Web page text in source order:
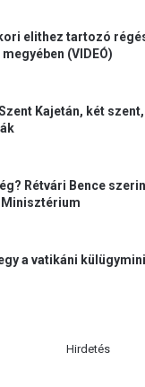
elithez tartozó
(VIDEÓ)
Kajetán, két
Rétvári Bence
a vatikáni
Hirdetés